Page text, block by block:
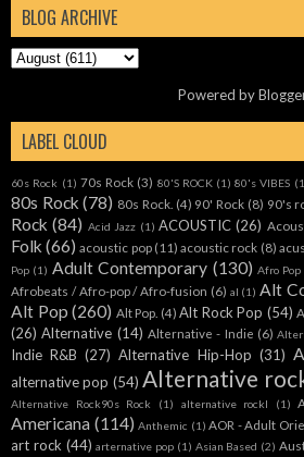
BLOG ARCHIVE
Powered by
LABEL CLOUD
60s Rock (1) 70s Rock (3) 80'S ROCK (1) 80's VIBES
80s Rock (78) 80s Rock. (4) 90' Rock (8) 90's
Rock (84) Acid Jazz (1) ACOUSTIC (26)
Folk (66) acoustic pop (11) acoustic rock (8)
Pop (1) Adult Contemporary (130) Afro Pop
Afrobeats / Afro-pop / Afro-fusion (6) al (1) Alt
Alt Pop (260) Alt Pop. (4) Alt Rock Pop (54)
(26) Alternative (14) Alternative - Indie (6)
Indie R&B (27) Alternative Hip-Hop (31)
alternative pop (54) Alternative
Alternative Rock90s Rock
(1) alternative rockl (1)
Americana (114) Anthemic (1) AOR - Adult
art rock (44) arternative pop (1) Asian Based (2)